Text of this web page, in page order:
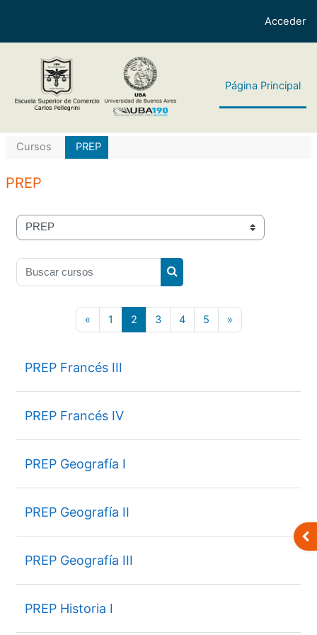
Acceder
Página Principal
Cursos PREP
PREP
Categorías
Buscar cursos
Buscar cursos
«Página anterior
1 Página 1
2Página 2
3Página 3
4Página 4
5Página 5
»Siguiente página
PREP Francés III
PREP Francés IV
PREP Geografía I
PREP Geografía II
PREP Geografía III
PREP Historia I